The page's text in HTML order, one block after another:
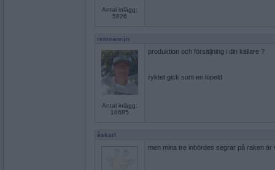
Antal inlägg:
5826
remvanrijn
Antal inlägg:
16685
produktion och försäljning i din källare ?
ryktet gick som en löpeld
åskarl
men mina tre inbördes segrar på raken är